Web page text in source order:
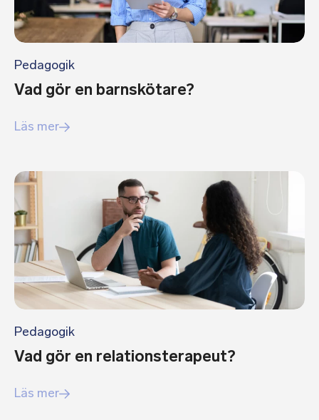
Pedagogik
Vad gör en barnskötare?
Läs mer
Pedagogik
Vad gör en relationsterapeut?
Läs mer